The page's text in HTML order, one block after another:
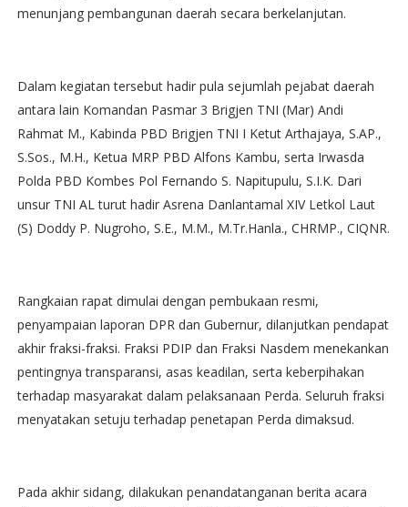
menunjang pembangunan daerah secara berkelanjutan.
Dalam kegiatan tersebut hadir pula sejumlah pejabat daerah
antara lain Komandan Pasmar 3 Brigjen TNI (Mar) Andi
Rahmat M., Kabinda PBD Brigjen TNI I Ketut Arthajaya, S.AP.,
S.Sos., M.H., Ketua MRP PBD Alfons Kambu, serta Irwasda
Polda PBD Kombes Pol Fernando S. Napitupulu, S.I.K. Dari
unsur TNI AL turut hadir Asrena Danlantamal XIV Letkol Laut
(S) Doddy P. Nugroho, S.E., M.M., M.Tr.Hanla., CHRMP., CIQNR.
Rangkaian rapat dimulai dengan pembukaan resmi,
penyampaian laporan DPR dan Gubernur, dilanjutkan pendapat
akhir fraksi-fraksi. Fraksi PDIP dan Fraksi Nasdem menekankan
pentingnya transparansi, asas keadilan, serta keberpihakan
terhadap masyarakat dalam pelaksanaan Perda. Seluruh fraksi
menyatakan setuju terhadap penetapan Perda dimaksud.
Pada akhir sidang, dilakukan penandatanganan berita acara